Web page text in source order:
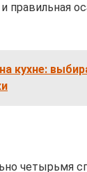
правильная
кухне:
четырьмя